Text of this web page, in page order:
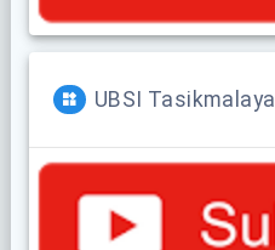
UBSI Tasikmalaya